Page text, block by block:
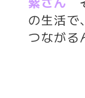
の生活で
つながる